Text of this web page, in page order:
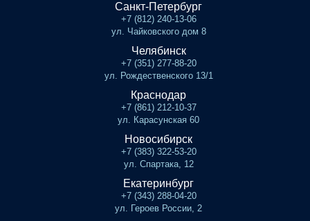
Санкт-Петербург
+7 (812) 240-13-06
ул. Чайковского дом 8
Челябинск
+7 (351) 277-88-20
ул. Рождественского 13/1
Краснодар
+7 (861) 212-10-37
ул. Карасунская 60
Новосибирск
+7 (383) 322-53-20
ул. Спартака, 12
Екатеринбург
+7 (343) 288-04-20
ул. Героев России, 2